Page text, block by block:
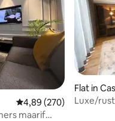
Gemiddelde
4,89 (270)
maarif
Flat in
Luxe/